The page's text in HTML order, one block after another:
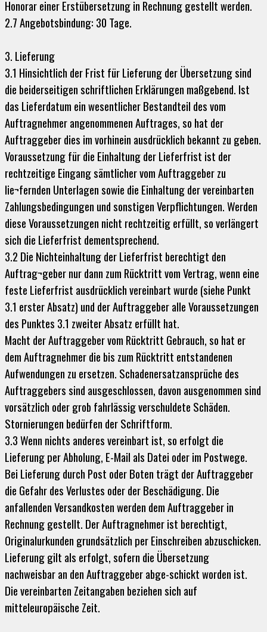
Honorar einer Erstübersetzung in Rechnung gestellt werden.
2.7 Angebotsbindung: 30 Tage.
3. Lieferung
3.1 Hinsichtlich der Frist für Lieferung der Übersetzung sind
die beiderseitigen schriftlichen Erklärungen maßgebend. Ist
das Lieferdatum ein wesentlicher Bestandteil des vom
Auftragnehmer angenommenen Auftrages, so hat der
Auftraggeber dies im vorhinein ausdrücklich bekannt zu geben.
Voraussetzung für die Einhaltung der Lieferfrist ist der
rechtzeitige Eingang sämtlicher vom Auftraggeber zu
lie¬fernden Unterlagen sowie die Einhaltung der vereinbarten
Zahlungsbedingungen und sonstigen Verpflichtungen. Werden
diese Voraussetzungen nicht rechtzeitig erfüllt, so verlängert
sich die Lieferfrist dementsprechend.
3.2 Die Nichteinhaltung der Lieferfrist berechtigt den
Auftrag¬geber nur dann zum Rücktritt vom Vertrag, wenn eine
feste Lieferfrist ausdrücklich vereinbart wurde (siehe Punkt
3.1 erster Absatz) und der Auftraggeber alle Voraussetzungen
des Punktes 3.1 zweiter Absatz erfüllt hat.
Macht der Auftraggeber vom Rücktritt Gebrauch, so hat er
dem Auftragnehmer die bis zum Rücktritt entstandenen
Aufwendungen zu ersetzen. Schadenersatzansprüche des
Auftraggebers sind ausgeschlossen, davon ausgenommen sind
vorsätzlich oder grob fahrlässig verschuldete Schäden.
Stornierungen bedürfen der Schriftform.
3.3 Wenn nichts anderes vereinbart ist, so erfolgt die
Lieferung per Abholung, E-Mail als Datei oder im Postwege.
Bei Lieferung durch Post oder Boten trägt der Auftraggeber
die Gefahr des Verlustes oder der Beschädigung. Die
anfallenden Versandkosten werden dem Auftraggeber in
Rechnung gestellt. Der Auftragnehmer ist berechtigt,
Originalurkunden grundsätzlich per Einschreiben abzuschicken.
Lieferung gilt als erfolgt, sofern die Übersetzung
nachweisbar an den Auftraggeber abge-schickt worden ist.
Die vereinbarten Zeitangaben beziehen sich auf
mitteleuropäische Zeit.